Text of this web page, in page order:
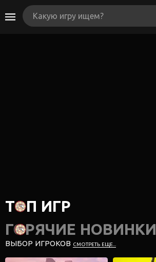
ТОП ИГР
ГОРЯЧИЕ НОВИНКИ
ВЫБОР ИГРОКОВ СМОТРЕТЬ ЕЩЕ...